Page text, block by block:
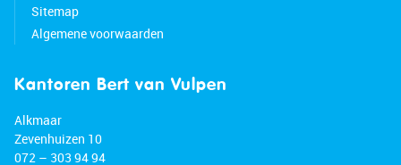
Sitemap
Algemene voorwaarden
Kantoren Bert van Vulpen
Alkmaar
Zevenhuizen 10
072 – 303 94 94